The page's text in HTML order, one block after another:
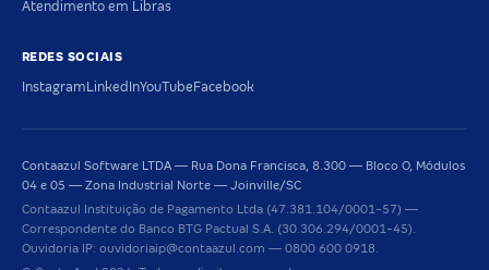
Atendimento em Libras
REDES SOCIAIS
InstagramLinkedInYouTubeFacebook
Contaazul Software LTDA — Rua Dona Francisca, 8.300 — Bloco O, Módulos
04 e 05 — Zona Industrial Norte — Joinville/SC
Contaazul Instituição de Pagamento Ltda (47.381.104/0001-57) —
Correspondente do Banco BTG Pactual S.A. (30.306.294/0001-45).
Ouvidoria IP: ouvidoriaip@contaazul.com — 0800 600 0918.